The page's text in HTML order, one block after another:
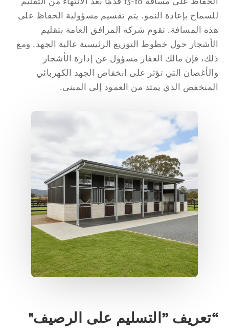
بإعادة النمو. يتم تقسيم مسؤولية الحفاظ على
المسافة. تقوم شركة المرافق العامة بتقليم
حول خطوط التوزيع الرئيسية عالية الجهد. ومع
فإن مالك العقار مسؤول عن إدارة الأشجار
التي تؤثر على انخفاض الجهد الكهربائي
الذي يمتد من العمود إلى المبنى.
”التسليم على الرصيف"